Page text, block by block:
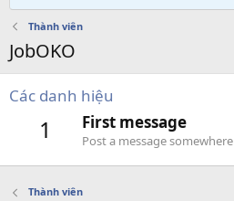
Thành viên
JobOKO
Các danh hiệu
1 First message
Post a message
Thành viên